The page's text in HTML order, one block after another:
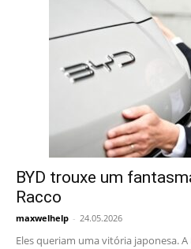
BYD trouxe um
Racco
maxwelhelp - 24.05.2026
Eles queriam uma vitória japonesa. A